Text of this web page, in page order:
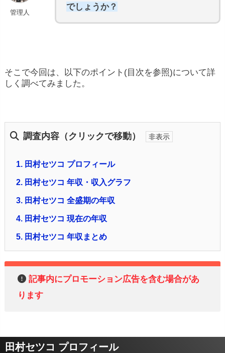
管理人
でしょうか？
そこで今回は、以下のポイント(目次を参照)について詳
しく調べてみました。
調査内容（クリックで移動）
1. 田村セツコ プロフィール
2. 田村セツコ 年収・収入グラフ
3. 田村セツコ 全盛期の年収
4. 田村セツコ 現在の年収
5. 田村セツコ 年収まとめ
記事内にプロモーション広告を含む場合があ
ります
田村セツコ プロフィール